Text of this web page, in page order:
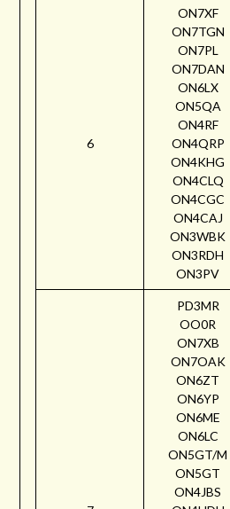
6
ON7XF
ON7TGN
ON7PL
ON7DAN
ON6LX
ON5QA
ON4RF
ON4QRP
ON4KHG
ON4CLQ
ON4CGC
ON4CAJ
ON3WBK
ON3RDH
ON3PV
PD3MR
OO0R
ON7XB
ON7OAK
ON6ZT
ON6YP
ON6ME
ON6LC
ON5GT/M
ON5GT
ON4JBS